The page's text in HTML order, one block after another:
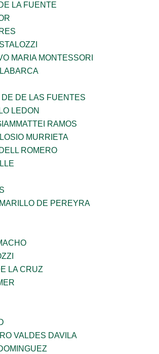
LA FUENTE
MARIA MONTESSORI
DE LAS FUENTES
LEDON
RAMOS
MURRIETA
ROMERO
DE PEREYRA
LA CRUZ
VALDES DAVILA